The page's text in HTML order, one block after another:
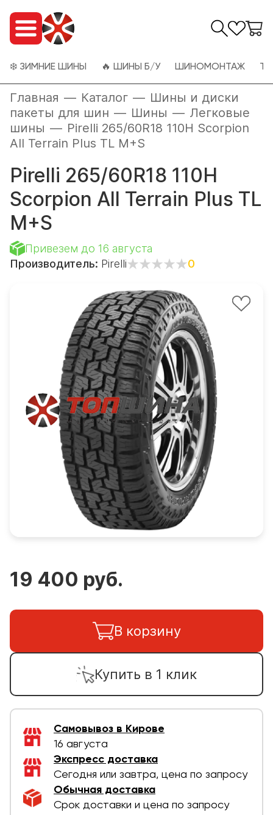
❄️ ЗИМНИЕ ШИНЫ 🔥 ШИНЫ Б/У ШИНОМОНТАЖ
Главная — Каталог — Шины и диски
пакеты для шин — Шины — Легковые
шины — Pirelli 265/60R18 110H Scorpion
All Terrain Plus TL M+S
Pirelli 265/60R18 110H
Scorpion All Terrain Plus TL
M+S
Привезем до 16 августа
Производитель: Pirelli 0
19 400 руб.
В корзину
Купить в 1 клик
Самовывоз в Кирове
16 августа
Экспресс доставка
Сегодня или завтра, цена по запросу
Обычная доставка
Срок доставки и цена по запросу